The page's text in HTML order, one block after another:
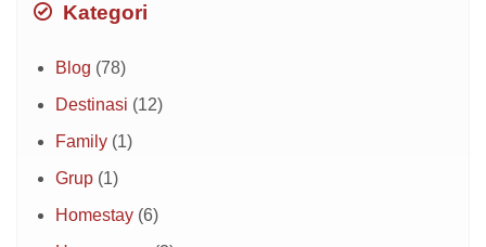
Kategori
Blog (78)
Destinasi (12)
Family (1)
Grup (1)
Homestay (6)